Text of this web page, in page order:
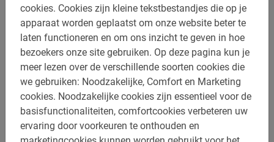
cookies. Cookies zijn kleine tekstbestandjes die op je
apparaat worden geplaatst om onze website beter te
laten functioneren en om ons inzicht te geven in hoe
bezoekers onze site gebruiken. Op deze pagina kun je
meer lezen over de verschillende soorten cookies die
we gebruiken: Noodzakelijke, Comfort en Marketing
cookies. Noodzakelijke cookies zijn essentieel voor de
basisfunctionaliteiten, comfortcookies verbeteren uw
ervaring door voorkeuren te onthouden en
Boek jouw rondleiding in Milaan eenvoudig
online
Wacht niet langer en verzeker jezelf van een plek op deze
te gekke Milaan fietstour door de stad van mode en
design! Een (huur)fiets is bij de prijs inbegrepen, net als
onze enthousiaste gids. Door online te boeken weet je
zeker dat er plek is op jouw voorkeursdatum.